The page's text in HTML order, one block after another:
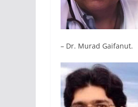
– Dr. Murad Gaifanut.